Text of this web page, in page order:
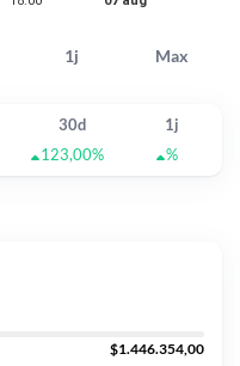
1j Max
30d
1j
123,00% %
$1.446.354,00